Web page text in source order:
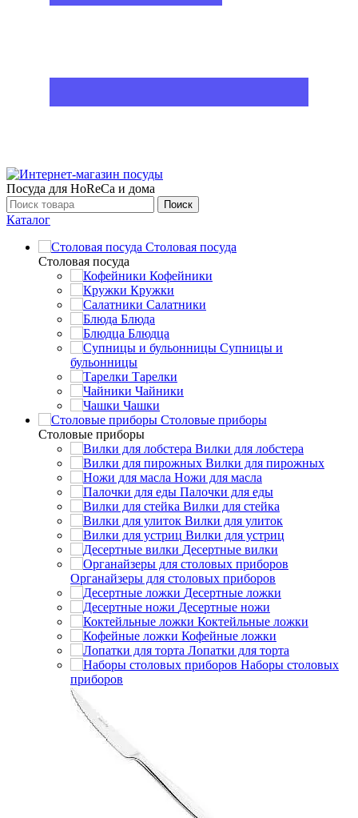
Посуда для HoReCa и дома
Поиск
Каталог
Столовая посуда
Столовая посуда
Кофейники
Кружки
Салатники
Блюда
Блюдца
Супницы и
бульонницы
Тарелки
Чайники
Чашки
Cтоловые приборы
Cтоловые приборы
Вилки для лобстера
Вилки для пирожных
Ножи для масла
Палочки для еды
Вилки для стейка
Вилки для улиток
Вилки для устриц
Десертные вилки
Органайзеры для столовых приборов
Десертные ложки
Десертные ножи
Коктейльные ложки
Кофейные ложки
Лопатки для торта
Наборы столовых
приборов